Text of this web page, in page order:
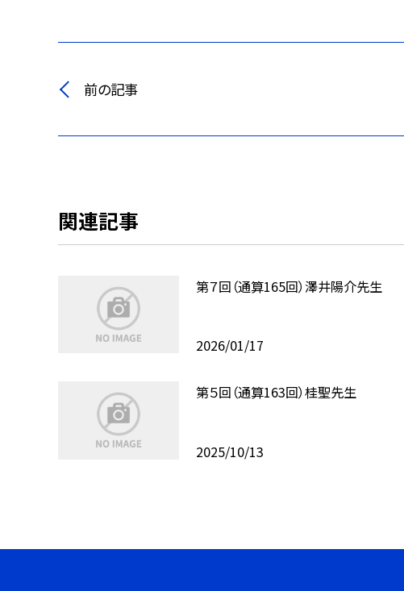
前の記事
関連記事
第７回（通算165回）澤井陽介先生
2026/01/17
第５回（通算163回）桂聖先生
2025/10/13